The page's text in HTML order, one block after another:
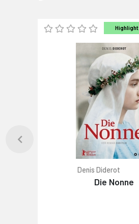
Highlight
Denis Diderot
Die Nonne